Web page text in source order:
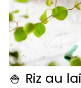
🍚 Riz au